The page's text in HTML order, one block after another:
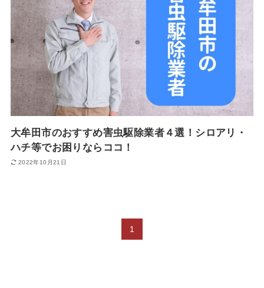
大牟田市のおすすめ害虫駆除業者４選！シロアリ・
ハチ等でお困りならココ！
2022年10月21日
1